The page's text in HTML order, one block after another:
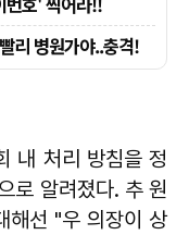
내 처리 방침을 정
로 알려졌다. 추 원
해선 "우 의장이 상